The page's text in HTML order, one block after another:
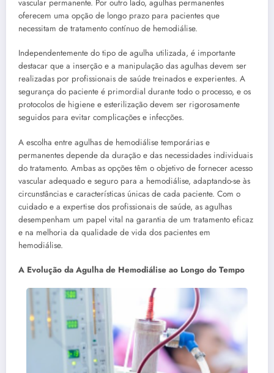
vascular permanente. Por outro lado, agulhas permanentes
oferecem uma opção de longo prazo para pacientes que
necessitam de tratamento contínuo de hemodiálise.
Independentemente do tipo de agulha utilizada, é importante
destacar que a inserção e a manipulação das agulhas devem ser
realizadas por profissionais de saúde treinados e experientes. A
segurança do paciente é primordial durante todo o processo, e os
protocolos de higiene e esterilização devem ser rigorosamente
seguidos para evitar complicações e infecções.
A escolha entre agulhas de hemodiálise temporárias e
permanentes depende da duração e das necessidades individuais
do tratamento. Ambas as opções têm o objetivo de fornecer acesso
vascular adequado e seguro para a hemodiálise, adaptando-se às
circunstâncias e características únicas de cada paciente. Com o
cuidado e a expertise dos profissionais de saúde, as agulhas
desempenham um papel vital na garantia de um tratamento eficaz
e na melhoria da qualidade de vida dos pacientes em
hemodiálise.
A Evolução da Agulha de Hemodiálise ao Longo do Tempo